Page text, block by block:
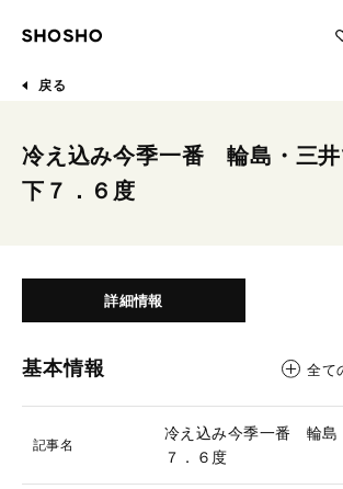
戻る
冷え込み今季一番 輪島・三井
下７．６度
詳細情報
基本情報 全て
記事名
冷え込み今季一番 輪島
７．６度